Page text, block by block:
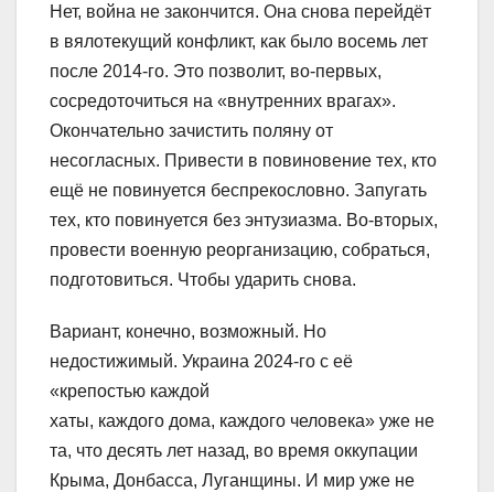
Нет, война не закончится. Она снова перейдёт
в вялотекущий конфликт, как было восемь лет
после 2014-го. Это позволит, во-первых,
сосредоточиться на «внутренних врагах».
Окончательно зачистить поляну от
несогласных. Привести в повиновение тех, кто
ещё не повинуется беспрекословно. Запугать
тех, кто повинуется без энтузиазма. Во-вторых,
провести военную реорганизацию, собраться,
подготовиться. Чтобы ударить снова.
Вариант, конечно, возможный. Но
недостижимый. Украина 2024-го с её
«крепостью каждой
хаты, каждого дома, каждого человека» уже не
та, что десять лет назад, во время оккупации
Крыма, Донбасса, Луганщины. И мир уже не